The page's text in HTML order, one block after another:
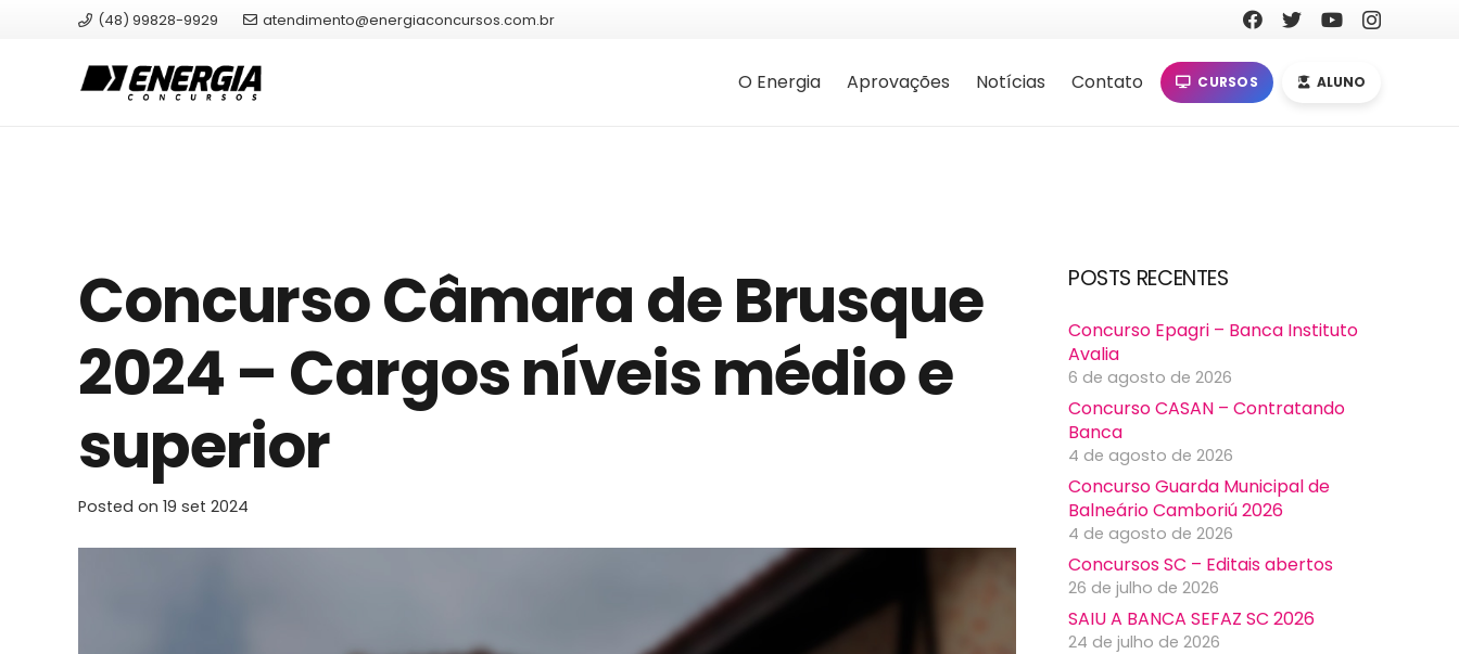
(48) 99828-9929 atendimento@energiaconcursos.com.br
O Energia Aprovações Notícias Contato CURSOS ALUNO
Concurso Câmara de Brusque
2024 – Cargos níveis médio e
superior
Posted on 19 set 2024
POSTS RECENTES
Concurso Epagri – Banca Instituto
Avalia
6 de agosto de 2026
Concurso CASAN – Contratando
Banca
4 de agosto de 2026
Concurso Guarda Municipal de
Balneário Camboriú 2026
4 de agosto de 2026
Concursos SC – Editais abertos
26 de julho de 2026
SAIU A BANCA SEFAZ SC 2026
24 de julho de 2026